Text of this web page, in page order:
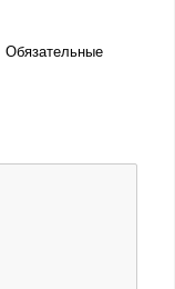
Обязательные